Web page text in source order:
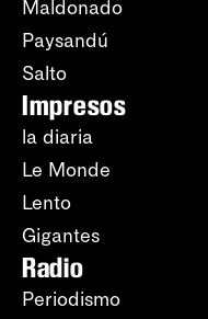
Maldonado
Paysandú
Salto
Impresos
la diaria
Le Monde
Lento
Gigantes
Radio
Periodismo